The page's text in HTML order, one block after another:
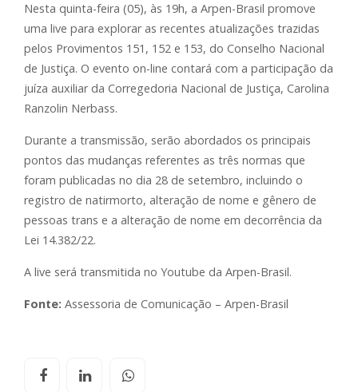
Nesta quinta-feira (05), às 19h, a Arpen-Brasil promove
uma live para explorar as recentes atualizações trazidas
pelos Provimentos 151, 152 e 153, do Conselho Nacional
de Justiça. O evento on-line contará com a participação da
juíza auxiliar da Corregedoria Nacional de Justiça, Carolina
Ranzolin Nerbass.
Durante a transmissão, serão abordados os principais
pontos das mudanças referentes as três normas que
foram publicadas no dia 28 de setembro, incluindo o
registro de natirmorto, alteração de nome e gênero de
pessoas trans e a alteração de nome em decorrência da
Lei 14.382/22.
A live será transmitida no Youtube da Arpen-Brasil.
Fonte: Assessoria de Comunicação – Arpen-Brasil